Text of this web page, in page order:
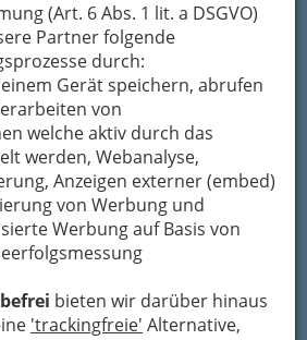
(Art. 6 Abs. 1 lit. a DSGVO)
Partner folgende
durch:
Gerät speichern, abrufen
von
welche aktiv durch das
werden, Webanalyse,
Anzeigen externer (embed)
von Werbung und
Werbung auf Basis von
bieten wir darüber hinaus
'trackingfreie' Alternative,
zuständig,Oberflächen
Kunststoff zu lackieren
und Schädigung durch
zu schützen. Zu ihren
auchDekomalereien